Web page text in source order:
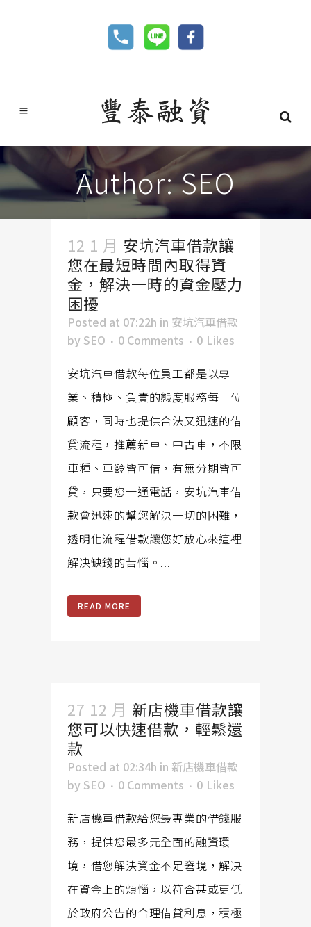
Author: SEO
12 1 月 安坑汽車借款讓
您在最短時間內取得資
金，解決一時的資金壓力
困擾
Posted at 07:22h in 安坑汽車借款
by SEO 0 Comments 0 Likes
安坑汽車借款每位員工都是以專
業、積極、負責的態度服務每一位
顧客，同時也提供合法又迅速的借
貸流程，推薦新車、中古車，不限
車種、車齡皆可借，有無分期皆可
貸，只要您一通電話，安坑汽車借
款會迅速的幫您解決一切的困難，
透明化流程借款讓您好放心來這裡
解决缺錢的苦惱。...
READ MORE
27 12 月 新店機車借款讓
您可以快速借款，輕鬆還
款
Posted at 02:34h in 新店機車借款
by SEO 0 Comments 0 Likes
新店機車借款給您最專業的借錢服
務，提供您最多元全面的融資環
境，借您解決資金不足窘境，解决
在資金上的煩惱，以符合甚或更低
於政府公告的合理借貸利息，積極